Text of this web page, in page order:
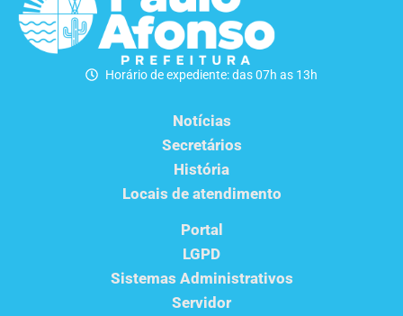
Horário de expediente: das 07h as 13h
Notícias
Secretários
História
Locais de atendimento
Portal
LGPD
Sistemas Administrativos
Servidor